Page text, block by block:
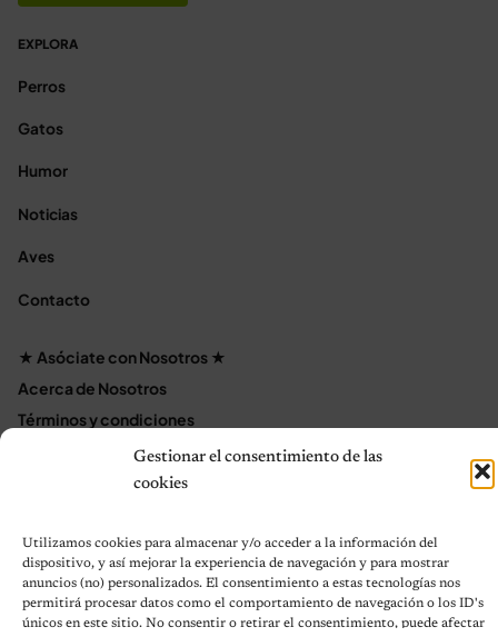
Gestionar el consentimiento de las
cookies
Utilizamos cookies para almacenar y/o acceder a la información del
dispositivo, y así mejorar la experiencia de navegación y para mostrar
anuncios (no) personalizados. El consentimiento a estas tecnologías nos
permitirá procesar datos como el comportamiento de navegación o los ID's
únicos en este sitio. No consentir o retirar el consentimiento, puede afectar
EXPLORA
Perros
Gatos
Humor
Noticias
Aves
Contacto
★ Asóciate con Nosotros ★
Acerca de Nosotros
Términos y condiciones
Política de Privacidad
Política de cookies (UE)
Contáctanos
Terms and Conditions